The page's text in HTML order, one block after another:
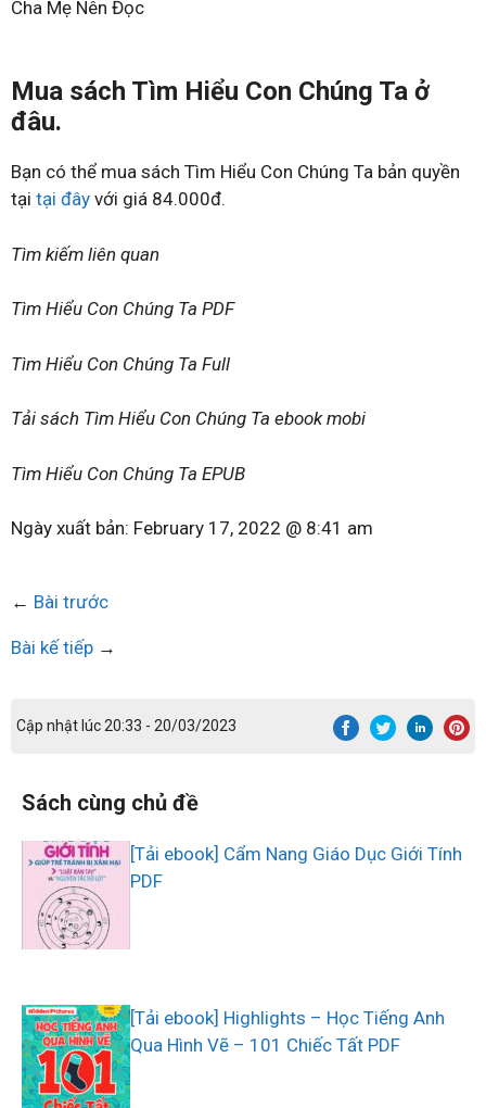
Cha Mẹ Nên Đọc
Mua sách Tìm Hiểu Con Chúng Ta ở
đâu.
Bạn có thể mua sách Tìm Hiểu Con Chúng Ta bản quyền
tại tại đây với giá 84.000đ.
Tìm kiếm liên quan
Tìm Hiểu Con Chúng Ta PDF
Tìm Hiểu Con Chúng Ta Full
Tải sách Tìm Hiểu Con Chúng Ta ebook mobi
Tìm Hiểu Con Chúng Ta EPUB
Ngày xuất bản: February 17, 2022 @ 8:41 am
← Bài trước
Bài kế tiếp →
Cập nhật lúc 20:33 - 20/03/2023
Sách cùng chủ đề
[Tải ebook] Cẩm Nang Giáo Dục Giới Tính
PDF
[Tải ebook] Highlights – Học Tiếng Anh
Qua Hình Vẽ – 101 Chiếc Tất PDF